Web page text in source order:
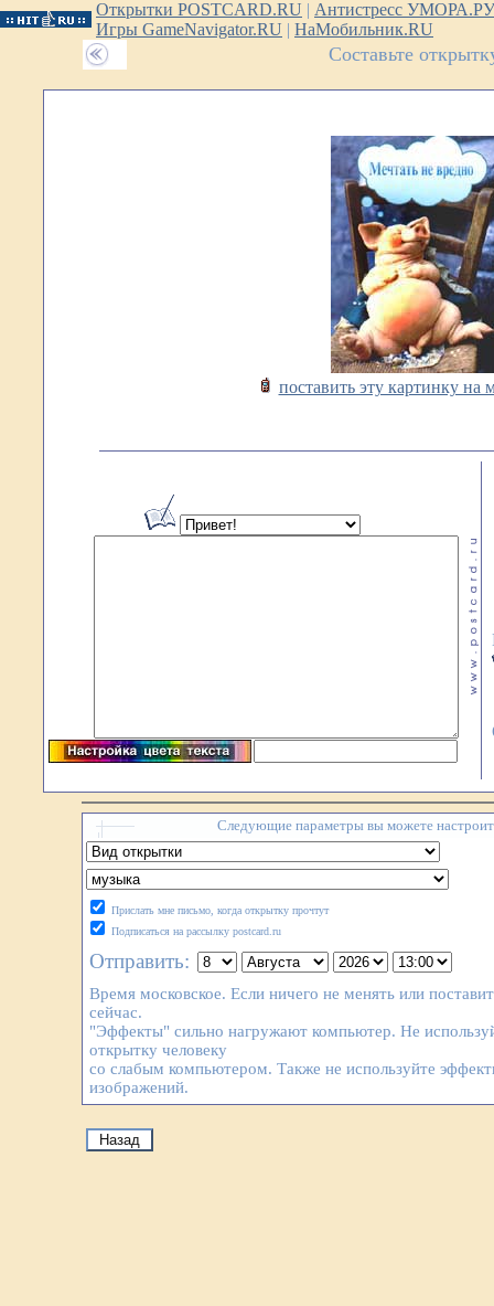
Открытки POSTCARD.RU | Антистресс УМОРА.РУ
Игры GameNavigator.RU | НаМобильник.RU
Составьте
поставить эту картинку на
Следующие параметры вы можете
Прислать мне письмо, когда открытку прочтут
Подписаться на рассылку postcard.ru
Отправить:
Время московское. Если ничего не менять или
сейчас.
"Эффекты" сильно нагружают компьютер. Не
открытку человеку
со слабым компьютером. Также не используйте
изображений.